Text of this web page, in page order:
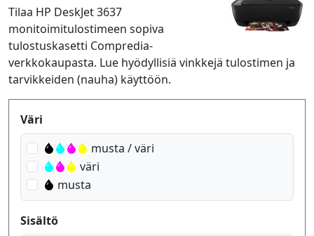
Tilaa HP DeskJet 3637
monitoimitulostimeen sopiva
tulostuskasetti Compredia-
verkkokaupasta. Lue hyödyllisiä vinkkejä tulostimen ja
tarvikkeiden (nauha) käyttöön.
Produktfilter
Väri
musta / väri
väri
musta
Sisältö